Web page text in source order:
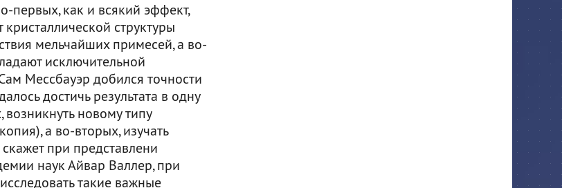
первых, как и всякий эффект,
структуры
мельчайших примесей, а во-
исключительной
Мессбауэр добился точности
достичь результата в одну
новому типу
а во-вторых, изучать
при представлени
наук Айвар Валлер, при
такие важные